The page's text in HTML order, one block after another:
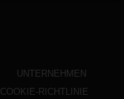
UNTERNEHMEN
COOKIE-RICHTLINIE